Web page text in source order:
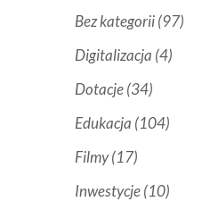
Bez kategorii(97)
Digitalizacja (4)
Dotacje(34)
Edukacja (104)
Filmy(17)
Inwestycje(10)